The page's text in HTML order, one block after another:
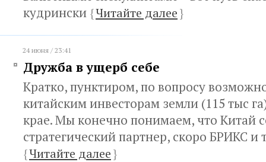
кудрински {Читайте далее}
24 июня / 23:41
Дружба в ущерб себе
Кратко, пунктиром, по вопросу
китайским инвесторам земли (115 тыс
крае. Мы конечно понимаем, что Китай
стратегический партнер, скоро БРИКС и
{Читайте далее}